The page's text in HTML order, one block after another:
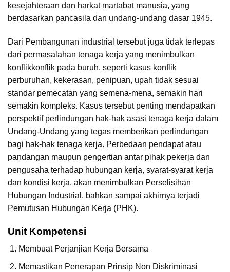
kesejahteraan dan harkat martabat manusia, yang
berdasarkan pancasila dan undang-undang dasar 1945.
Dari Pembangunan industrial tersebut juga tidak terlepas
dari permasalahan tenaga kerja yang menimbulkan
konflikkonflik pada buruh, seperti kasus konflik
perburuhan, kekerasan, penipuan, upah tidak sesuai
standar pemecatan yang semena-mena, semakin hari
semakin kompleks. Kasus tersebut penting mendapatkan
perspektif perlindungan hak-hak asasi tenaga kerja dalam
Undang-Undang yang tegas memberikan perlindungan
bagi hak-hak tenaga kerja. Perbedaan pendapat atau
pandangan maupun pengertian antar pihak pekerja dan
pengusaha terhadap hubungan kerja, syarat-syarat kerja
dan kondisi kerja, akan menimbulkan Perselisihan
Hubungan Industrial, bahkan sampai akhirnya terjadi
Pemutusan Hubungan Kerja (PHK).
Unit Kompetensi
Membuat Perjanjian Kerja Bersama
Memastikan Penerapan Prinsip Non Diskriminasi